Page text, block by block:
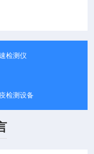
检测仪
检测设备